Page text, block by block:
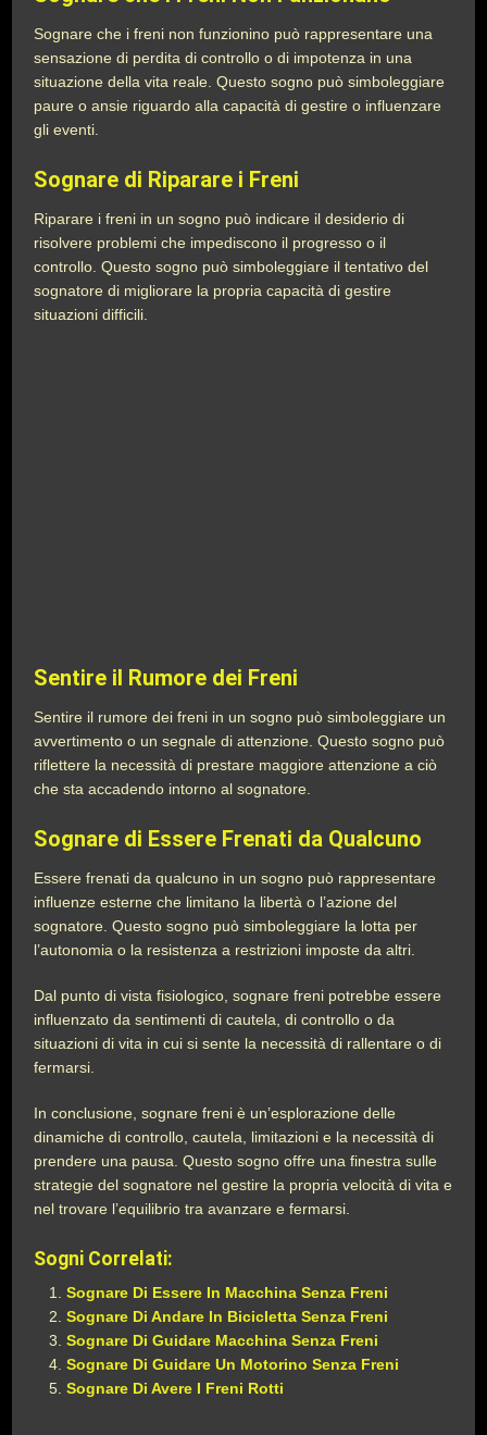
Sognare che i freni non funzionino può rappresentare una
sensazione di perdita di controllo o di impotenza in una
situazione della vita reale. Questo sogno può simboleggiare
paure o ansie riguardo alla capacità di gestire o influenzare
gli eventi.
Sognare di Riparare i Freni
Riparare i freni in un sogno può indicare il desiderio di
risolvere problemi che impediscono il progresso o il
controllo. Questo sogno può simboleggiare il tentativo del
sognatore di migliorare la propria capacità di gestire
situazioni difficili.
Sentire il Rumore dei Freni
Sentire il rumore dei freni in un sogno può simboleggiare un
avvertimento o un segnale di attenzione. Questo sogno può
riflettere la necessità di prestare maggiore attenzione a ciò
che sta accadendo intorno al sognatore.
Sognare di Essere Frenati da Qualcuno
Essere frenati da qualcuno in un sogno può rappresentare
influenze esterne che limitano la libertà o l’azione del
sognatore. Questo sogno può simboleggiare la lotta per
l’autonomia o la resistenza a restrizioni imposte da altri.
Dal punto di vista fisiologico, sognare freni potrebbe essere
influenzato da sentimenti di cautela, di controllo o da
situazioni di vita in cui si sente la necessità di rallentare o di
fermarsi.
In conclusione, sognare freni è un’esplorazione delle
dinamiche di controllo, cautela, limitazioni e la necessità di
prendere una pausa. Questo sogno offre una finestra sulle
strategie del sognatore nel gestire la propria velocità di vita e
nel trovare l’equilibrio tra avanzare e fermarsi.
Sogni Correlati:
Sognare Di Essere In Macchina Senza Freni
Sognare Di Andare In Bicicletta Senza Freni
Sognare Di Guidare Macchina Senza Freni
Sognare Di Guidare Un Motorino Senza Freni
Sognare Di Avere I Freni Rotti